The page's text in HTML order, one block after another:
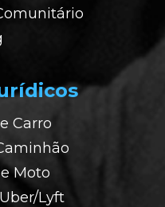
Carro
Moto
Lyft